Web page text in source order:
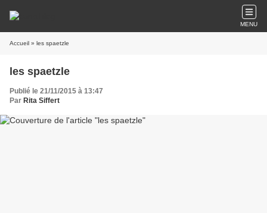
MENU
Accueil » les spaetzle
les spaetzle
Publié le 21/11/2015 à 13:47
Par Rita Siffert